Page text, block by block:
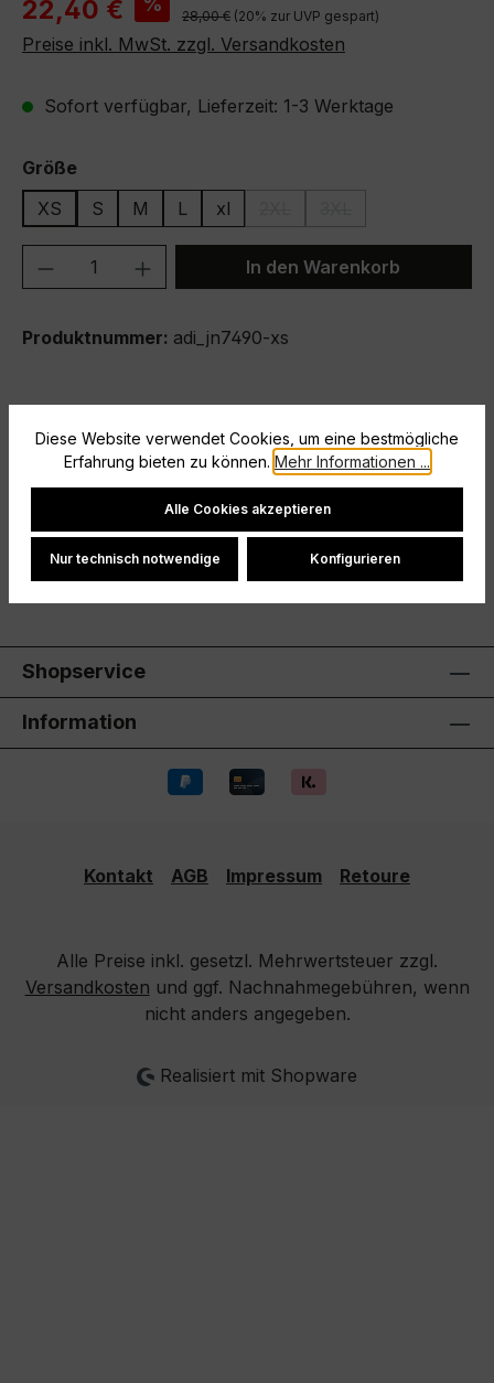
22,40 € Regulärer Preis:
28,00 € (20% zur UVP gespart)
Preise inkl. MwSt. zzgl. Versandkosten
Sofort verfügbar, Lieferzeit: 1-3 Werktage
Größeauswählen
XS
S M L xl
Produkt Anzahl: Gib denIn den Warenkorb
Produktnummer: adi_jn7490-xs
Beschreibung
Größe: XS
Bewertungen
Shopservice
Information
Kontakt AGB Impressum Retoure
Alle Preise inkl. gesetzl. Mehrwertsteuer zzgl.
Versandkosten und ggf. Nachnahmegebühren, wenn
nicht anders angegeben.
Realisiert mit Shopware
Diese Website verwendet Cookies, um eine bestmögliche
Erfahrung bieten zu können. Mehr Informationen ...
Cookie-Einstellungen
Alle Cookies akzeptieren
Nur technisch notwendige Konfigurieren